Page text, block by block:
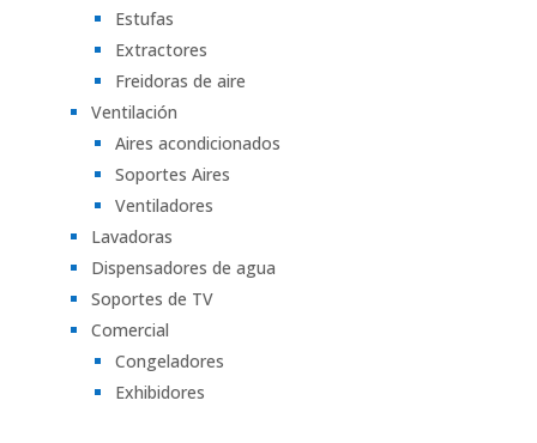
Estufas
Extractores
Freidoras de aire
Ventilación
Aires acondicionados
Soportes Aires
Ventiladores
Lavadoras
Dispensadores de agua
Soportes de TV
Comercial
Congeladores
Exhibidores